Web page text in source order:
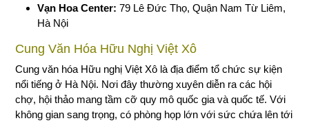
Vạn Hoa Center: 79 Lê Đức Thọ, Quận Nam Từ Liêm,
Hà Nội
Cung Văn Hóa Hữu Nghị Việt Xô
Cung văn hóa Hữu nghị Việt Xô là địa điểm tổ chức sự kiện
nổi tiếng ở Hà Nội. Nơi đây thường xuyên diễn ra các hội
chợ, hội thảo mang tầm cỡ quy mô quốc gia và quốc tế. Với
không gian sang trọng, có phòng họp lớn với sức chứa lên tới